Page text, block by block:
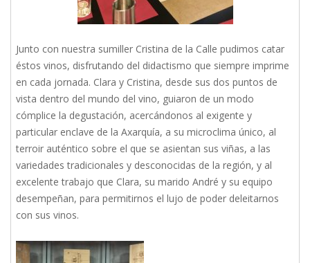
Junto con nuestra sumiller Cristina de la Calle pudimos catar
éstos vinos, disfrutando del didactismo que siempre imprime
en cada jornada. Clara y Cristina, desde sus dos puntos de
vista dentro del mundo del vino, guiaron de un modo
cómplice la degustación, acercándonos al exigente y
particular enclave de la Axarquía, a su microclima único, al
terroir auténtico sobre el que se asientan sus viñas, a las
variedades tradicionales y desconocidas de la región, y al
excelente trabajo que Clara, su marido André y su equipo
desempeñan, para permitirnos el lujo de poder deleitarnos
con sus vinos.